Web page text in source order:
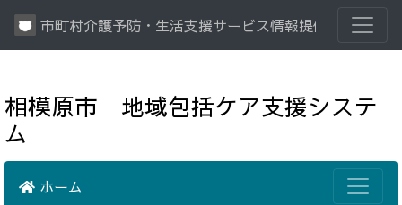
市町村介護予防・生活支援サービス情報提供システム
相模原市 地域包括ケア支援システ
ム
ホーム